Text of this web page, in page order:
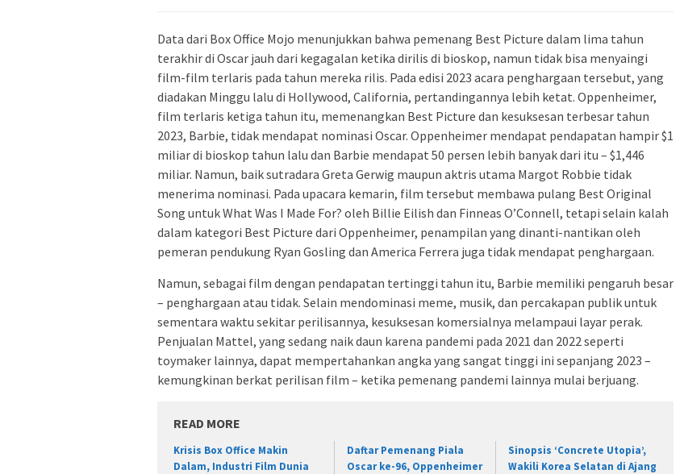
Data dari Box Office Mojo menunjukkan bahwa pemenang Best Picture dalam lima tahun
terakhir di Oscar jauh dari kegagalan ketika dirilis di bioskop, namun tidak bisa menyaingi
film-film terlaris pada tahun mereka rilis. Pada edisi 2023 acara penghargaan tersebut, yang
diadakan Minggu lalu di Hollywood, California, pertandingannya lebih ketat. Oppenheimer,
film terlaris ketiga tahun itu, memenangkan Best Picture dan kesuksesan terbesar tahun
2023, Barbie, tidak mendapat nominasi Oscar. Oppenheimer mendapat pendapatan hampir $1
miliar di bioskop tahun lalu dan Barbie mendapat 50 persen lebih banyak dari itu – $1,446
miliar. Namun, baik sutradara Greta Gerwig maupun aktris utama Margot Robbie tidak
menerima nominasi. Pada upacara kemarin, film tersebut membawa pulang Best Original
Song untuk What Was I Made For? oleh Billie Eilish dan Finneas O’Connell, tetapi selain kalah
dalam kategori Best Picture dari Oppenheimer, penampilan yang dinanti-nantikan oleh
pemeran pendukung Ryan Gosling dan America Ferrera juga tidak mendapat penghargaan.
Namun, sebagai film dengan pendapatan tertinggi tahun itu, Barbie memiliki pengaruh besar
– penghargaan atau tidak. Selain mendominasi meme, musik, dan percakapan publik untuk
sementara waktu sekitar perilisannya, kesuksesan komersialnya melampaui layar perak.
Penjualan Mattel, yang sedang naik daun karena pandemi pada 2021 dan 2022 seperti
toymaker lainnya, dapat mempertahankan angka yang sangat tinggi ini sepanjang 2023 –
kemungkinan berkat perilisan film – ketika pemenang pandemi lainnya mulai berjuang.
READ MORE
Krisis Box Office Makin
Dalam, Industri Film Dunia
Daftar Pemenang Piala
Oscar ke-96, Oppenheimer
Sinopsis ‘Concrete Utopia’,
Wakili Korea Selatan di Ajang